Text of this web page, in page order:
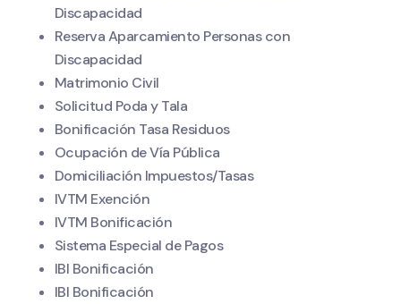
Discapacidad
Reserva Aparcamiento Personas con
Discapacidad
Matrimonio Civil
Solicitud Poda y Tala
Bonificación Tasa Residuos
Ocupación de Vía Pública
Domiciliación Impuestos/Tasas
IVTM Exención
IVTM Bonificación
Sistema Especial de Pagos
IBI Bonificación
IBI Bonificación